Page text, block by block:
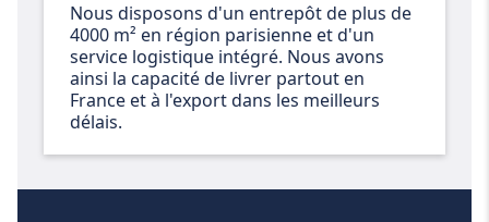
Nous disposons d'un entrepôt de plus de
4000 m² en région parisienne et d'un
service logistique intégré. Nous avons
ainsi la capacité de livrer partout en
France et à l'export dans les meilleurs
délais.